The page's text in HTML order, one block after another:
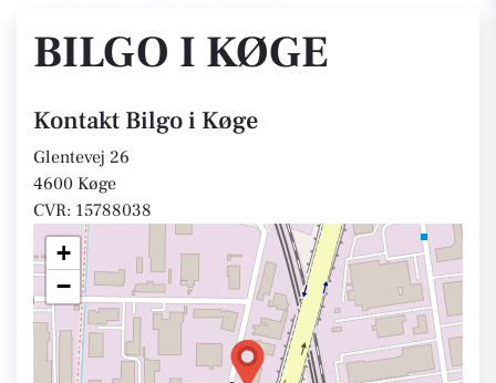
BILGO I KØGE
Kontakt Bilgo i Køge
Glentevej 26
4600 Køge
CVR: 15788038
+
−